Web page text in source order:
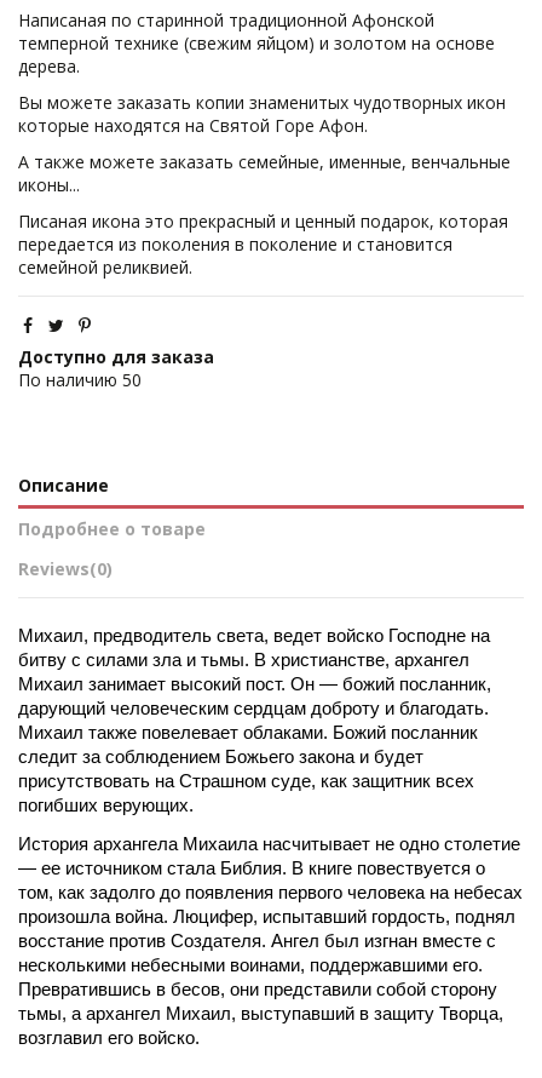
Написаная по старинной традиционной Афонской
темперной технике (свежим яйцом) и золотом на основе
дерева.
Вы можете заказать копии знаменитых чудотворных икон
которые находятся на Святой Горе Афон.
А также можете заказать семейные, именные, венчальные
иконы...
Писаная икона это прекрасный и ценный подарок, которая
передается из поколения в поколение и становится
семейной реликвией.
Доступно для заказа
По наличию 50
Описание
Подробнее о товаре
Reviews(0)
Михаил, предводитель света, ведет войско Господне на
битву с силами зла и тьмы. В христианстве, архангел
Михаил занимает высокий пост. Он — божий посланник,
дарующий человеческим сердцам доброту и благодать.
Михаил также повелевает облаками. Божий посланник
следит за соблюдением Божьего закона и будет
присутствовать на Страшном суде, как защитник всех
погибших верующих.
История архангела Михаила насчитывает не одно столетие
— ее источником стала Библия. В книге повествуется о
том, как задолго до появления первого человека на небесах
произошла война. Люцифер, испытавший гордость, поднял
восстание против Создателя. Ангел был изгнан вместе с
несколькими небесными воинами, поддержавшими его.
Превратившись в бесов, они представили собой сторону
тьмы, а архангел Михаил, выступавший в защиту Творца,
возглавил его войско.